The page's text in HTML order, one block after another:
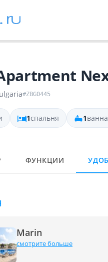
#ZBG0445
1спальня 1
ФУНКЦИИ
Marin
смотрите больше